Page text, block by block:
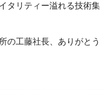
タリティー溢れる技術集
の工藤社長、ありがとう